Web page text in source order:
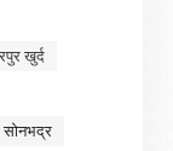
खुर्द
सोनभद्र